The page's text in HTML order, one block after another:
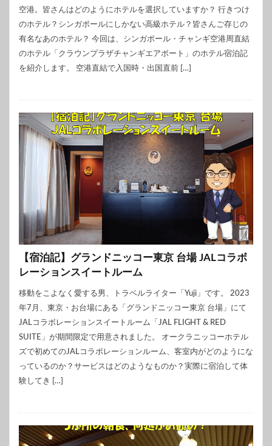
空港。皆さんはどのようにホテルを選択していますか？ 行きつけ
のホテル？シンガポールにしかない高級ホテル？皆さんご存じの
有名なあのホテル？ 今回は、シンガポール・チャンギ空港周直結
のホテル「クラウンプラザチャンギエアポート」のホテル宿泊記
を紹介します。 空港直結で入国時・出国直前 […]
【宿泊記】グランドニッコー東京 台場 JALコラボ
レーションスイートルーム
移動をこよなく愛する男、トラベルライター「Yuji」です。 2023
年7月、東京・お台場にある「グランドニッコー東京 台場」にて
JALコラボレーションスイートルーム「JAL FLIGHT & RED
SUITE」が期間限定で用意されました。 オークラニッコーホテル
ズで初めてのJALコラボレーションルーム、客室内がどのようにな
っているのか？サービスはどのようなものか？実際に宿泊して体
験してき […]